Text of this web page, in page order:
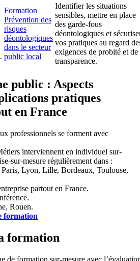
Formation
Prévention des
risques
déontologiques
dans le secteur
public local
Identifier les situations
sensibles, mettre en place
des garde-fous
déontologiques et
vos pratiques au regard
exigences de probité et de
transparence.
public : Aspects
pratiques
en France
professionnels se forment avec
interviennent en individuel sur-
sur-mesure régulièrement dans :
Paris, Lyon, Lille, Bordeaux, Toulouse,
partout en France.
Rouen.
formation
formation
de formation sur-mesure avec